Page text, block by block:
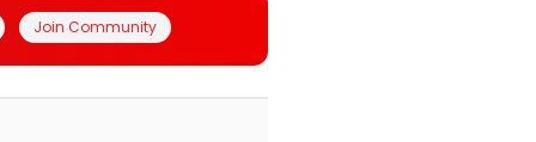
Join Community